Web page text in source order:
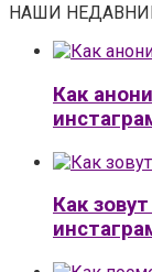
НАШИ
Как
Как